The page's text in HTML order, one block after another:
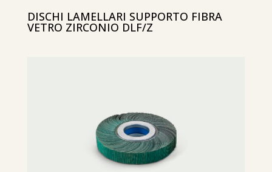
DISCHI LAMELLARI SUPPORTO FIBRA
VETRO ZIRCONIO DLF/Z